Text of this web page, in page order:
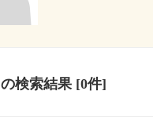
の検索結果[0件]